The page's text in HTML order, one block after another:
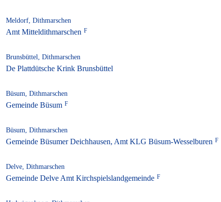
Meldorf, Dithmarschen
Amt Mitteldithmarschen
Brunsbüttel, Dithmarschen
De Plattdütsche Krink Brunsbüttel
Büsum, Dithmarschen
Gemeinde Büsum
Büsum, Dithmarschen
Gemeinde Büsumer Deichhausen, Amt KLG Büsum-Wesselburen
Delve, Dithmarschen
Gemeinde Delve Amt Kirchspielslandgemeinde